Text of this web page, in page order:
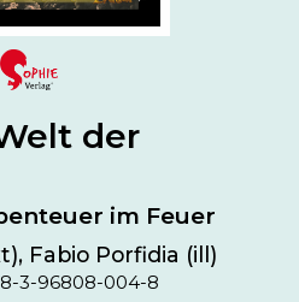
der
im Feuer
Fabio Porfidia (ill)
3-96808-004-8